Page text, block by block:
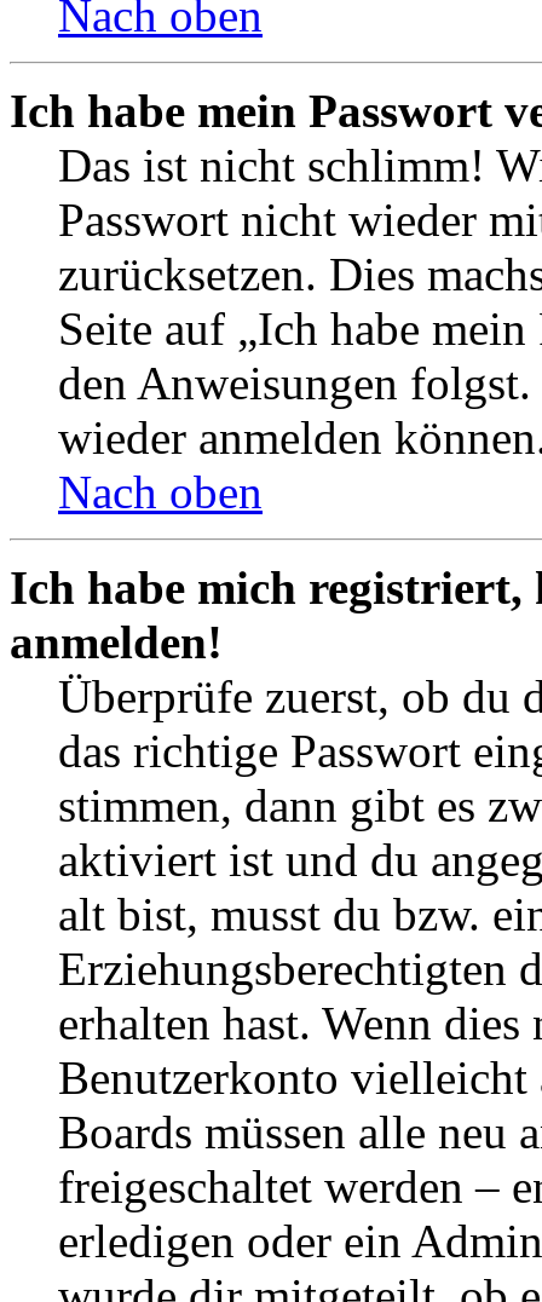
Nach oben
Ich habe mein Passwort
Das ist nicht schlimm!
Passwort nicht wieder
zurücksetzen. Dies
Seite auf „Ich habe
den Anweisungen
wieder anmelden
Nach oben
Ich habe mich
anmelden!
Überprüfe zuerst, ob du
das richtige Passwort
stimmen, dann gibt es
aktiviert ist und du
alt bist, musst du bzw.
Erziehungsberechtigten
erhalten hast. Wenn
Benutzerkonto
Boards müssen alle neu
freigeschaltet werden –
erledigen oder ein